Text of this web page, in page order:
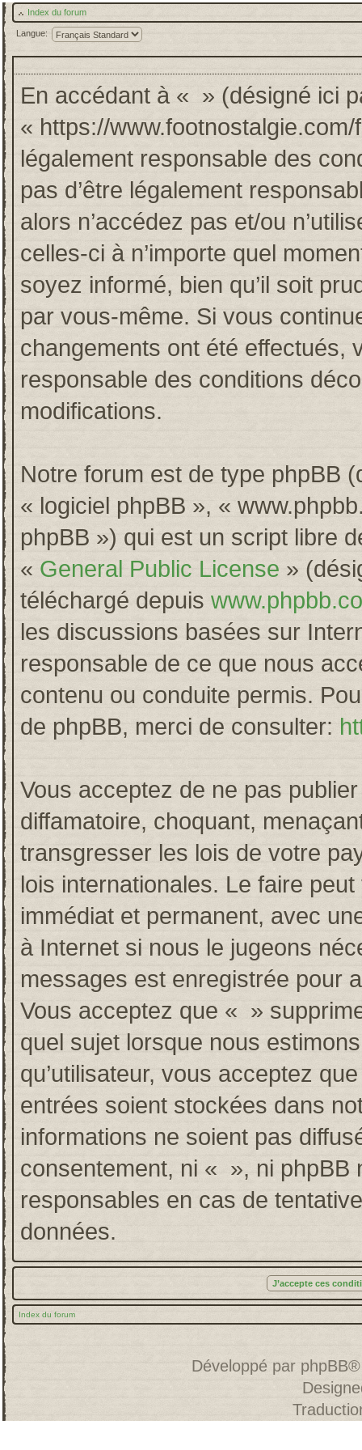
Index du forum
Langue:
En accédant à « » (désigné ici
« https://
légalement responsable des
pas d’être légalement
alors n’accédez pas et/ou
celles-ci à n’importe quel
soyez informé, bien qu’il soit
par vous-même. Si vous
changements ont été effectués,
responsable des conditions
modifications.
Notre forum est de type phpBB
« logiciel phpBB », «
phpBB ») qui est un script libre
« General Public License »
téléchargé depuis
les discussions basées sur
responsable de ce que nous
contenu ou conduite permis.
de phpBB, merci de consulter:
Vous acceptez de ne pas
diffamatoire, choquant,
transgresser les lois de votre
lois internationales. Le faire
immédiat et permanent, avec
à Internet si nous le jugeons
messages est enregistrée pour
Vous acceptez que « »
quel sujet lorsque nous
qu’utilisateur, vous acceptez
entrées soient stockées dans
informations ne soient pas
consentement, ni « », ni phpBB
responsables en cas de
données.
Index du forum
Développé par phpBB®